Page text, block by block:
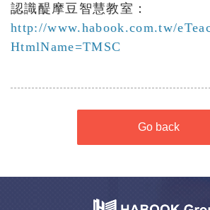
認識醍摩豆智慧教室：
http://www.habook.com.tw/
HtmlName=TMSC
Go back